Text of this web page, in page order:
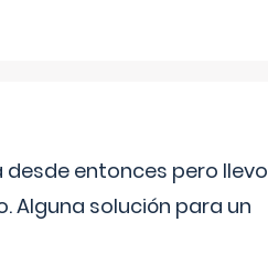
entonces pero llevo
Alguna solución para un